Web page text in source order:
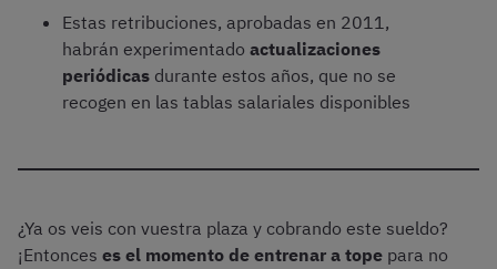
Estas retribuciones, aprobadas en 2011,
habrán experimentado actualizaciones
periódicas durante estos años, que no se
recogen en las tablas salariales disponibles
¿Ya os veis con vuestra plaza y cobrando este sueldo?
¡Entonces es el momento de entrenar a tope para no